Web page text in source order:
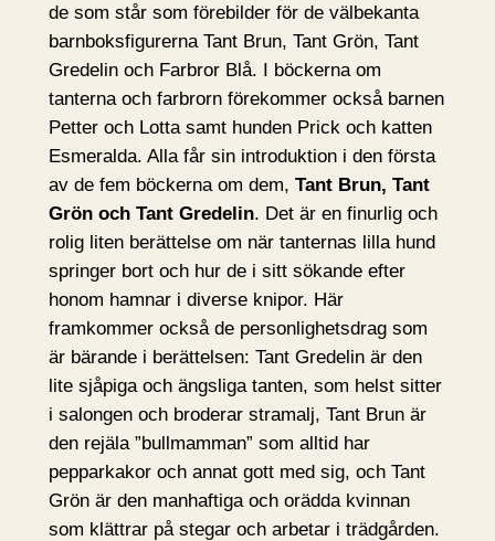
de som står som förebilder för de välbekanta
barnboksfigurerna Tant Brun, Tant Grön, Tant
Gredelin och Farbror Blå. I böckerna om
tanterna och farbrorn förekommer också barnen
Petter och Lotta samt hunden Prick och katten
Esmeralda. Alla får sin introduktion i den första
av de fem böckerna om dem, Tant Brun, Tant
Grön och Tant Gredelin. Det är en finurlig och
rolig liten berättelse om när tanternas lilla hund
springer bort och hur de i sitt sökande efter
honom hamnar i diverse knipor. Här
framkommer också de personlighetsdrag som
är bärande i berättelsen: Tant Gredelin är den
lite sjåpiga och ängsliga tanten, som helst sitter
i salongen och broderar stramalj, Tant Brun är
den rejäla ”bullmamman” som alltid har
pepparkakor och annat gott med sig, och Tant
Grön är den manhaftiga och orädda kvinnan
som klättrar på stegar och arbetar i trädgården.